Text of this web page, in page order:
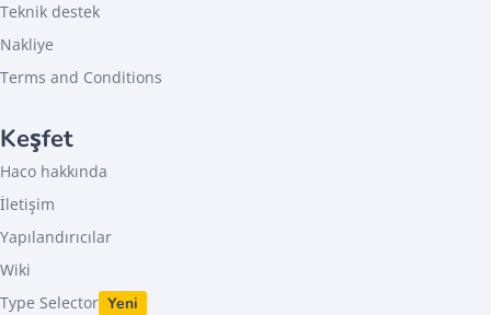
Teknik destek
Nakliye
Terms and Conditions
Keşfet
Haco hakkında
İletişim
Yapılandırıcılar
Wiki
Type Selector Yeni